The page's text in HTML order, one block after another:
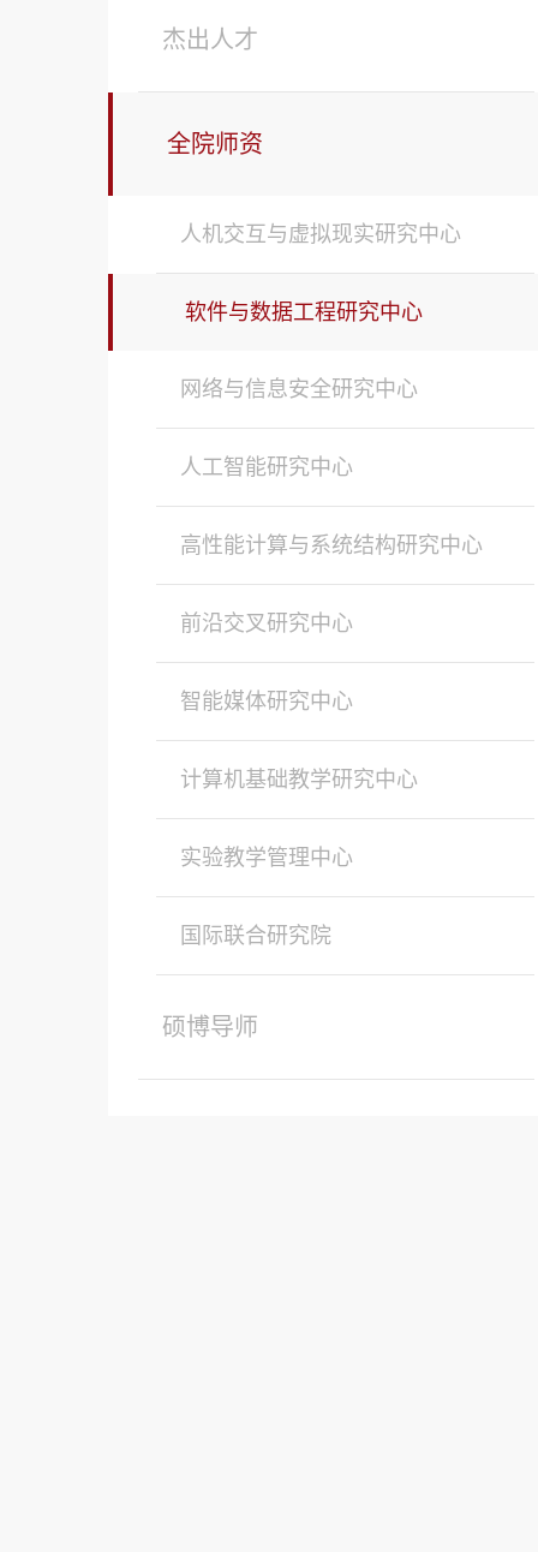
杰出人才
全院师资
人机交互与虚拟现实研究中心
软件与数据工程研究中心
网络与信息安全研究中心
人工智能研究中心
高性能计算与系统结构研究中心
前沿交叉研究中心
智能媒体研究中心
计算机基础教学研究中心
实验教学管理中心
国际联合研究院
硕博导师